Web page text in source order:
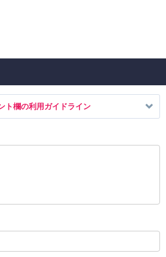
ト欄の利用ガイドライン
場合によってはコメント削除や書き込み制
再び投稿すること
金銭が絡む内容の投稿